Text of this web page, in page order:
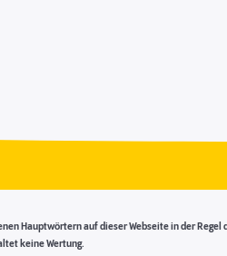
Hauptwörtern auf dieser Webseite in der
keine Wertung.